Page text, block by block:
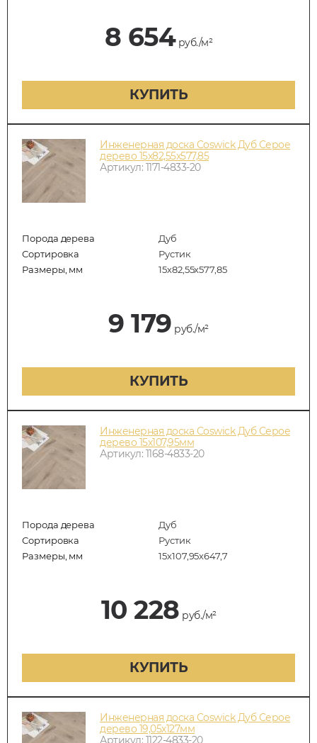
8 654руб./м²
КУПИТЬ
Инженерная доска Coswick Дуб Серое
дерево 15х82,55х577,85
Артикул: 1171-4833-20
Порода дерева
Дуб
Сортировка
Рустик
Размеры, мм
15х82,55х577,85
9 179 руб./м²
КУПИТЬ
Инженерная доска Coswick Дуб Серое
дерево 15х107,95мм
Артикул: 1168-4833-20
Порода дерева
Дуб
Сортировка
Рустик
Размеры, мм
15х107,95х647,7
10 228 руб./м²
КУПИТЬ
Инженерная доска Coswick Дуб Серое
дерево 19,05х127мм
Артикул: 1122-4833-20